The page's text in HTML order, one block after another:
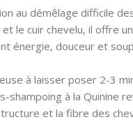
au démêlage difficile
le cuir chevelu, il offre
énergie, douceur et
à laisser poser 2-3
shampoing à la Quinine
et la fibre des